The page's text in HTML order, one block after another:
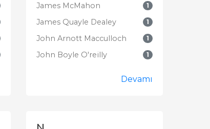
James McMahon 1
James Quayle Dealey 1
John Arnott Macculloch 1
John Boyle O'reilly 1
Devamı